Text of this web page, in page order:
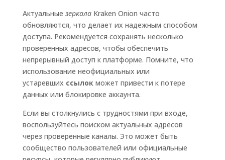
Актуальные зеркалаKraken Onion часто
обновляются, что делает их надежным способом
доступа. Рекомендуется сохранять несколько
проверенных адресов, чтобы обеспечить
непрерывный доступ к платформе. Помните, что
использование неофициальных или
устаревших ссылокможет привести к потере
данных или блокировке аккаунта.
Если вы столкнулись с трудностями при входе,
воспользуйтесь поиском актуальных адресов
через проверенные каналы. Это может быть
сообщество пользователей или официальные